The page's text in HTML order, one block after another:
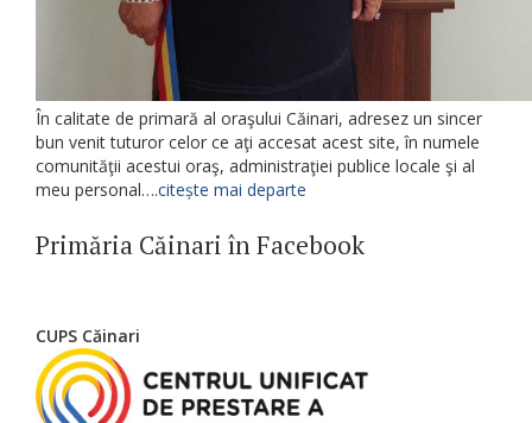
În calitate de primară al oraşului Căinari, adresez un sincer
bun venit tuturor celor ce aţi accesat acest site, în numele
comunităţii acestui oraş, administraţiei publice locale şi al
meu personal….citește mai departe
Primăria Căinari în Facebook
CUPS Căinari